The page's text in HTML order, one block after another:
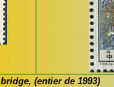
(entier de 1993)